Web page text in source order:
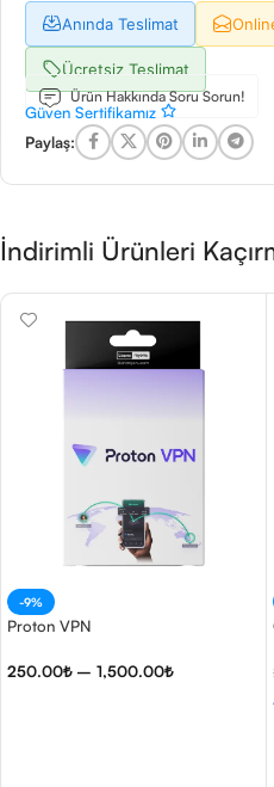
Anında Teslimat
Ücretsiz Teslimat
Ürün Hakkında Soru Sorun!
Güven Sertifikamız
Paylaş:
İndirimli Ürünleri
-9%
Proton VPN
250.00₺ – 1,500.00₺